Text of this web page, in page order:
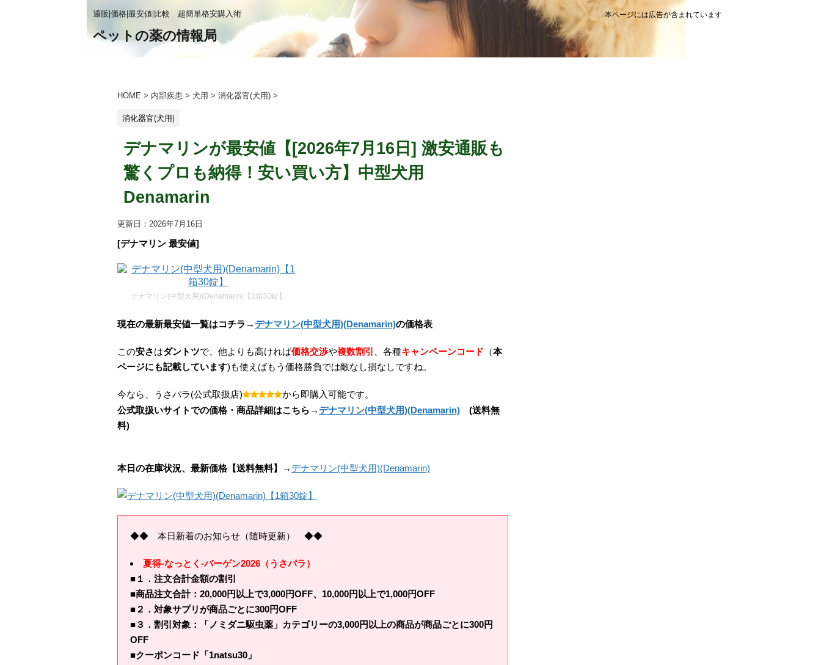
通販|価格|最安値|比較 超簡単格安購入術
ペットの薬の情報局
本ページには広告が含まれています
HOME > 内部疾患 > 犬用 > 消化器官(犬用) >
消化器官(犬用)
デナマリンが最安値【[2026年7月16日] 激安通販も
驚くプロも納得！安い買い方】中型犬用
Denamarin
更新日： 2026年7月16日
[デナマリン 最安値]
デナマリン(中型犬用)(Denamarin)【1箱30錠】
現在の最新最安値一覧はコチラ→デナマリン(中型犬用)(Denamarin)の価格表
この安さはダントツで、他よりも高ければ価格交渉や複数割引 、各種キャンペーンコード （本
ページにも記載しています)も使えばもう価格勝負では敵なし損なしですね。
今なら、うさパラ(公式取扱店)
から即購入可能です。
公式取扱いサイトでの価格・商品詳細はこちら→デナマリン(中型犬用)(Denamarin) (送料無
料)
本日の在庫状況、最新価格【送料無料】→ デナマリン(中型犬用)(Denamarin)
◆◆ 本日新着のお知らせ（随時更新） ◆◆
夏得-なっとく-バーゲン2026（うさパラ）
■１．注文合計金額の割引
■商品注文合計：20,000円以上で3,000円OFF、10,000円以上で1,000円OFF
■２．対象サプリが商品ごとに300円OFF
■３．割引対象：「ノミダニ駆虫薬」カテゴリーの3,000円以上の商品が商品ごとに300円
OFF
■クーポンコード「1natsu30」